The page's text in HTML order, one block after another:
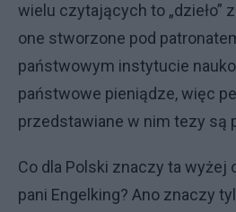
wielu czytających to „dzieło”
one stworzone pod
państwowym instytucie
państwowe pieniądze, więc
przedstawiane w nim tezy są
Co dla Polski znaczy ta wyżej
pani Engelking? Ano znaczy